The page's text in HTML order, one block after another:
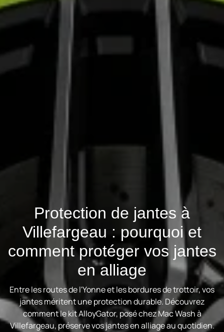
Protection de jantes à
Villefargeau : pourquoi et
comment protéger vos jantes
en alliage
Entre les routes de l'Yonne et les bordures de trottoir, vos
jantes méritent une protection durable. Découvrez
comment le kit AlloyGator, posé chez Mac Wash à
Villefargeau, préserve vos jantes en alliage au quotidien.